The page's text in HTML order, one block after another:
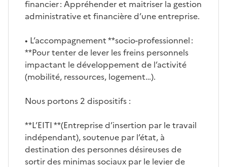
financier : Appréhender et maitriser la gestion
administrative et financière d’une entreprise.
• L’accompagnement **socio-professionnel :
**Pour tenter de lever les freins personnels
impactant le développement de l’activité
(mobilité, ressources, logement…).
Nous portons 2 dispositifs :
**L’EITI **(Entreprise d’insertion par le travail
indépendant), soutenue par l’état, à
destination des personnes désireuses de
sortir des minimas sociaux par le levier de